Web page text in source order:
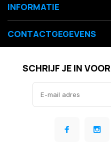
INFORMATIE
CONTACTGEGEVENS
SCHRIJF JE IN